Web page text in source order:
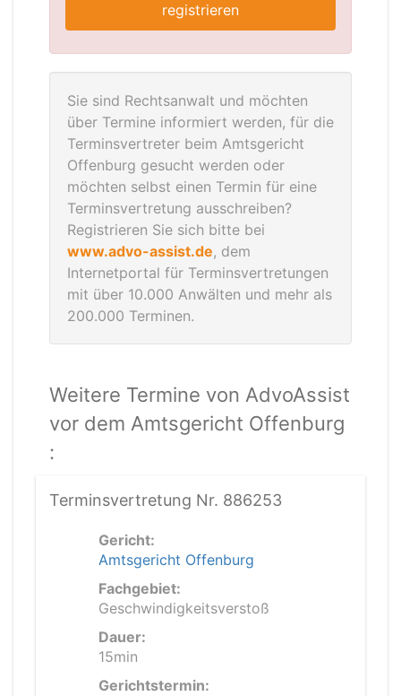
registrieren
Sie sind Rechtsanwalt und möchten
über Termine informiert werden, für die
Terminsvertreter beim Amtsgericht
Offenburg gesucht werden oder
möchten selbst einen Termin für eine
Terminsvertretung ausschreiben?
Registrieren Sie sich bitte bei
www.advo-assist.de, dem
Internetportal für Terminsvertretungen
mit über 10.000 Anwälten und mehr als
200.000 Terminen.
Weitere Termine von AdvoAssist
vor dem Amtsgericht Offenburg
:
Terminsvertretung Nr. 886253
Gericht:
Amtsgericht Offenburg
Fachgebiet:
Geschwindigkeitsverstoß
Dauer:
15min
Gerichtstermin: